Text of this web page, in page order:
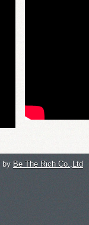
by Be The Rich Co.,Ltd